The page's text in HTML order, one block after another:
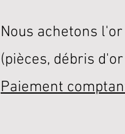
Nous achetons
(pièces, débris d'or
Paiement